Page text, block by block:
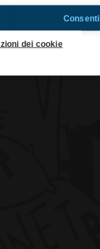
Consenti
dei cookie